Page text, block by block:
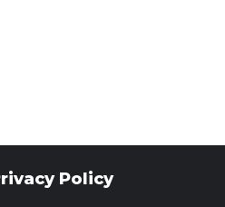
Policy